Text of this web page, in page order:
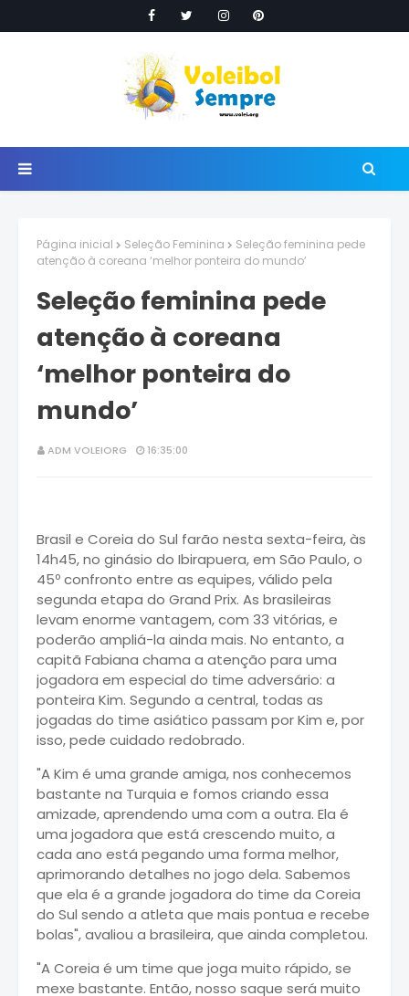
Página inicial Seleção Feminina
Seleção feminina pede
atenção à coreana ‘melhor ponteira do mundo’
Seleção feminina pede
atenção à coreana
‘melhor ponteira do
mundo’
ADM VOLEIORG 16:35:00
Brasil e Coreia do Sul farão nesta sexta-feira, às
14h45, no ginásio do Ibirapuera, em São Paulo, o
45º confronto entre as equipes, válido pela
segunda etapa do Grand Prix. As brasileiras
levam enorme vantagem, com 33 vitórias, e
poderão ampliá-la ainda mais. No entanto, a
capitã Fabiana chama a atenção para uma
jogadora em especial do time adversário: a
ponteira Kim. Segundo a central, todas as
jogadas do time asiático passam por Kim e, por
isso, pede cuidado redobrado.
"A Kim é uma grande amiga, nos conhecemos
bastante na Turquia e fomos criando essa
amizade, aprendendo uma com a outra. Ela é
uma jogadora que está crescendo muito, a
cada ano está pegando uma forma melhor,
aprimorando detalhes no jogo dela. Sabemos
que ela é a grande jogadora do time da Coreia
do Sul sendo a atleta que mais pontua e recebe
bolas", avaliou a brasileira, que ainda completou.
"A Coreia é um time que joga muito rápido, se
mexe bastante. Então, nosso saque será muito